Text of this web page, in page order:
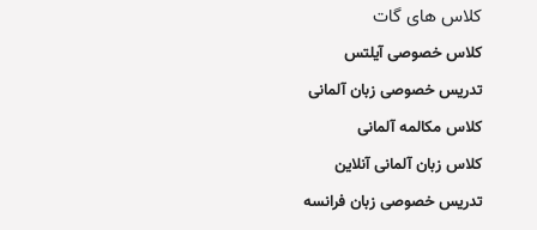
کلاس های گات
کلاس خصوصی آیلتس
تدریس خصوصی زبان آلمانی
کلاس مکالمه آلمانی
کلاس زبان آلمانی آنلاین
تدریس خصوصی زبان فرانسه